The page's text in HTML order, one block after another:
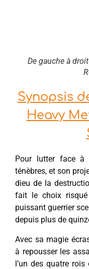
De gauche à
Synopsis
Heavy
Pour lutter face à
ténèbres, et son
dieu de la
fait le choix
puissant guerrier
depuis plus de
Avec sa magie
à repousser les
l’un des quatre rois